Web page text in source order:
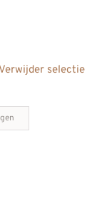
Verwijder selectie